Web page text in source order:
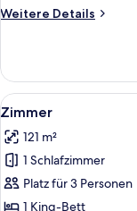
Weitere Details
Weitere
Room
Alle
Fotos
für
Zimmer
anzeigen
5
Zimmer
121 m²
1 Schlafzimmer
Platz für 3 Personen
1 King-Bett